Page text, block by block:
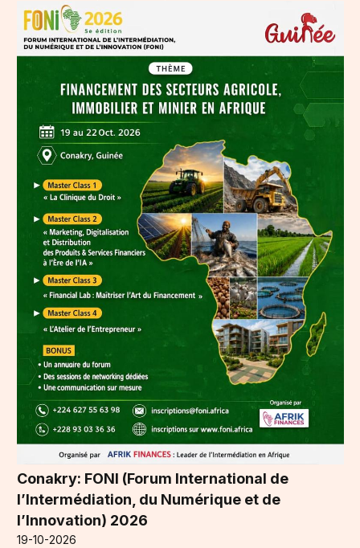
Conakry: FONI (Forum International de
l’Intermédiation, du Numérique et de
l’Innovation) 2026
19-10-2026